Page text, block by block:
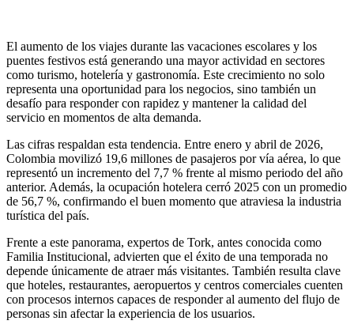
El aumento de los viajes durante las vacaciones escolares y los
puentes festivos está generando una mayor actividad en sectores
como turismo, hotelería y gastronomía. Este crecimiento no solo
representa una oportunidad para los negocios, sino también un
desafío para responder con rapidez y mantener la calidad del
servicio en momentos de alta demanda.
Las cifras respaldan esta tendencia. Entre enero y abril de 2026,
Colombia movilizó 19,6 millones de pasajeros por vía aérea, lo que
representó un incremento del 7,7 % frente al mismo periodo del año
anterior. Además, la ocupación hotelera cerró 2025 con un promedio
de 56,7 %, confirmando el buen momento que atraviesa la industria
turística del país.
Frente a este panorama, expertos de Tork, antes conocida como
Familia Institucional, advierten que el éxito de una temporada no
depende únicamente de atraer más visitantes. También resulta clave
que hoteles, restaurantes, aeropuertos y centros comerciales cuenten
con procesos internos capaces de responder al aumento del flujo de
personas sin afectar la experiencia de los usuarios.